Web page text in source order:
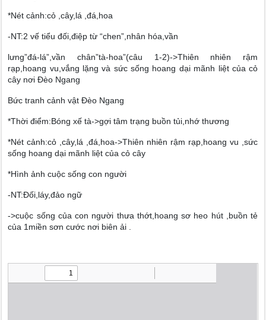
*Nét cảnh:cỏ ,cây,lá ,đá,hoa
-NT:2 vế tiểu đối,điệp từ “chen”,nhân hóa,vần
lưng”đá-lá”,vần chân”tà-hoa”(câu 1-2)->Thiên nhiên rậm
rạp,hoang vu,vắng lặng và sức sống hoang dại mãnh liệt của cỏ
cây nơi Đèo Ngang
Bức tranh cảnh vật Đèo Ngang
*Thời điểm:Bóng xế tà->gợi tâm trạng buồn tủi,nhớ thương
*Nét cảnh:cỏ ,cây,lá ,đá,hoa->Thiên nhiên rậm rạp,hoang vu ,sức
sống hoang dại mãnh liệt của cỏ cây
*Hình ảnh cuộc sống con người
-NT:Đối,láy,đảo ngữ
->cuộc sống của con người thưa thớt,hoang sơ heo hút ,buồn tẻ
của 1miền sơn cước nơi biên ải .